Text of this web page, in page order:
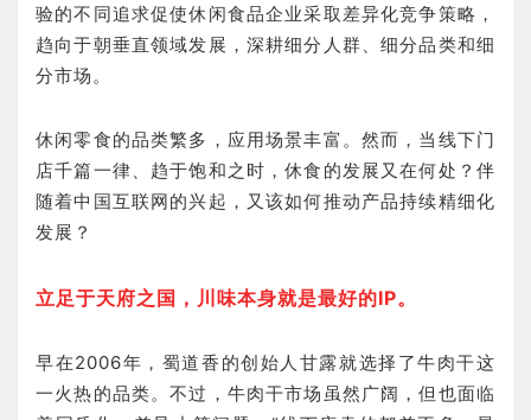
验的不同追求促使休闲食品企业采取差异化竞争策略，
趋向于朝垂直领域发展，深耕细分人群、细分品类和细
分市场。
休闲零食的品类繁多，应用场景丰富。然而，当线下门
店千篇一律、趋于饱和之时，休食的发展又在何处？伴
随着中国互联网的兴起，又该如何推动产品持续精细化
发展？
立足于天府之国，川味本身就是最好的IP。
早在2006年，蜀道香的创始人甘露就选择了牛肉干这
一火热的品类。不过，牛肉干市场虽然广阔，但也面临